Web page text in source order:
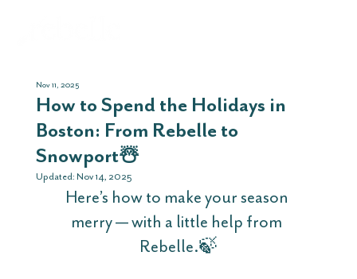
How to Spend the Holidays in
Boston: From Rebelle to
Snowport☃️
Nov 11, 2025
Updated: Nov 14, 2025
Here’s how to make your season
merry — with a little help from
Rebelle.🍃